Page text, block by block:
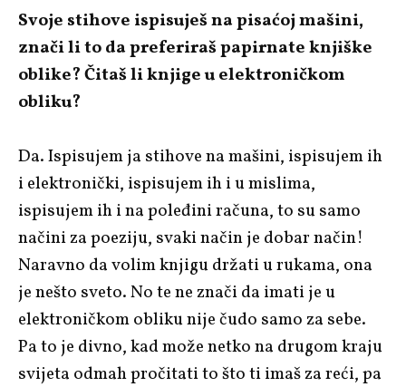
Svoje stihove ispisuješ na pisaćoj mašini,
znači li to da preferiraš papirnate knjiške
oblike? Čitaš li knjige u elektroničkom
obliku?
Da. Ispisujem ja stihove na mašini, ispisujem ih
i elektronički, ispisujem ih i u mislima,
ispisujem ih i na poleđini računa, to su samo
načini za poeziju, svaki način je dobar način!
Naravno da volim knjigu držati u rukama, ona
je nešto sveto. No te ne znači da imati je u
elektroničkom obliku nije čudo samo za sebe.
Pa to je divno, kad može netko na drugom kraju
svijeta odmah pročitati to što ti imaš za reći, pa